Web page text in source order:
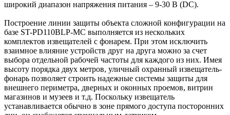
широкий диапазон напряжения питания – 9-30 В (DC).
Построение линии защиты объекта сложной конфигурации на
базе ST-PD110BLP-MC выполняется из нескольких
комплектов извещателей с фонарем. При этом исключить
взаимное влияние устройств друг на друга можно за счет
выбора отдельной рабочей частоты для каждого из них. Имея
высоту порядка двух метров, уличный охранный извещатель-
фонарь позволяет строить надежные системы защиты для
внешнего периметра, дверных и оконных проемов, витрин
магазинов и музеев и т.д. Поскольку извещатель
устанавливается обычно в зоне прямого доступа посторонних